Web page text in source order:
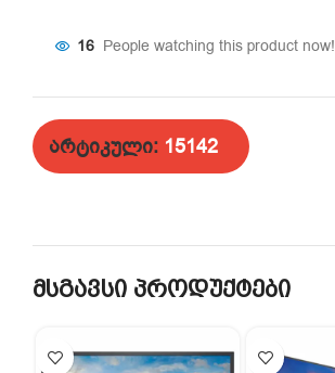
16 People watching this product now!
არტიკული: 15142
მსგავსი პროდუქტები